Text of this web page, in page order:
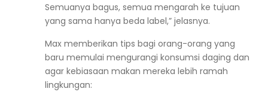
Semuanya bagus, semua mengarah ke tujuan
yang sama hanya beda label,” jelasnya.
Max memberikan tips bagi orang-orang yang
baru memulai mengurangi konsumsi daging dan
agar kebiasaan makan mereka lebih ramah
lingkungan: